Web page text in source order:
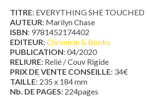
TITRE: EVERYTHING SHE TOUCHED
AUTEUR: Marilyn Chase
ISBN: 9781452174402
EDITEUR: Chronicle & Books
PUBLICATION: 04/2020
RELIURE: Relié / Couv Rigide
PRIX DE VENTE CONSEILLE: 34€
TAILLE: 235 x 184 mm
Nb. DE PAGES: 224pages